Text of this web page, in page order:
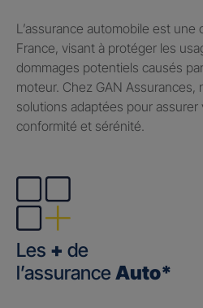
​L’assurance automobile est une
France, visant à protéger les
dommages potentiels causés
moteur. Chez GAN Assurances,
solutions adaptées pour
conformité et sérénité.
Les + de
l’assurance Auto*